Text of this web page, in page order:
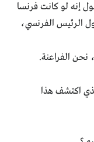
إنه لو كانت فرنسا
الرئيس الفرنسي،
نحن الفراعنة.
اكتشف هذا